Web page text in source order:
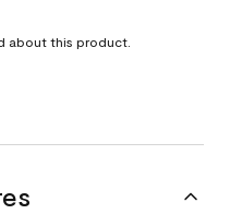
about this product.